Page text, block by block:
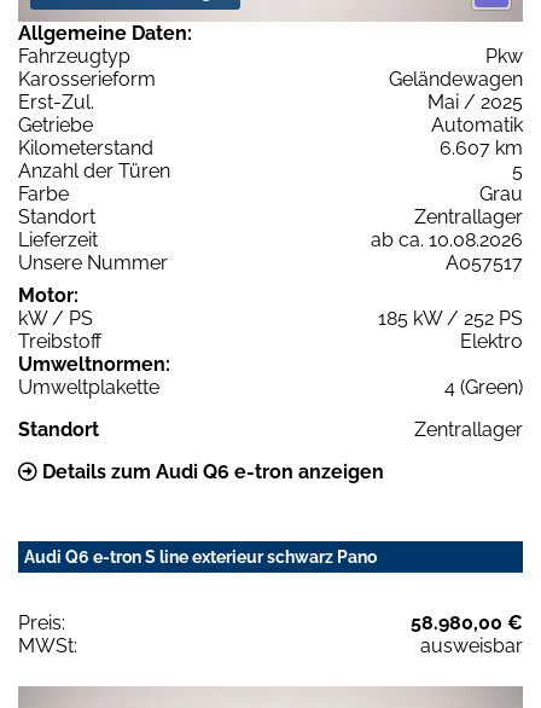
Allgemeine Daten:
Fahrzeugtyp
Pkw
Karosserieform
Geländewagen
Erst-Zul.
Mai / 2025
Getriebe
Automatik
Kilometerstand
6.607 km
Anzahl der Türen
5
Farbe
Grau
Standort
Zentrallager
Lieferzeit
ab ca. 10.08.2026
Unsere Nummer
A057517
Motor:
kW / PS
185 kW / 252 PS
Treibstoff
Elektro
Umweltnormen:
Umweltplakette
4 (Green)
Standort
Zentrallager
Details zum Audi Q6 e-tron anzeigen
Audi Q6 e-tron S line exterieur schwarz Pano
Preis:
58.980,00 €
MWSt:
ausweisbar